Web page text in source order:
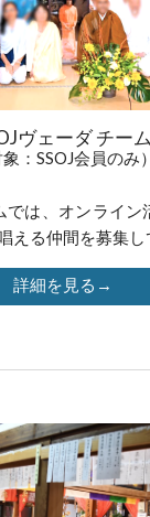
ヴェーダ チーム
象：SSOJ会員のみ）
では、オンライン
える仲間を募集し
詳細を見る→